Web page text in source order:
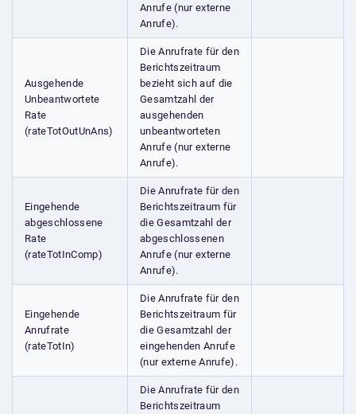
Anrufe (nur externe
Anrufe).
Ausgehende
Unbeantwortete
Rate
(rateTotOutUnAns)
Die Anrufrate für den
Berichtszeitraum
bezieht sich auf die
Gesamtzahl der
ausgehenden
unbeantworteten
Anrufe (nur externe
Anrufe).
Eingehende
abgeschlossene
Rate
(rateTotInComp)
Die Anrufrate für den
Berichtszeitraum für
die Gesamtzahl der
abgeschlossenen
Anrufe (nur externe
Anrufe).
Eingehende
Anrufrate
(rateTotIn)
Die Anrufrate für den
Berichtszeitraum für
die Gesamtzahl der
eingehenden Anrufe
(nur externe Anrufe).
Die Anrufrate für den
Berichtszeitraum